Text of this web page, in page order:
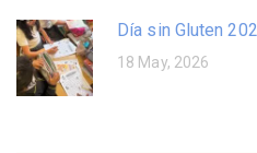
Día sin Gluten
18 May, 2026